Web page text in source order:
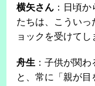
横矢さん ：日頃
たちは、こういっ
ョックを受けてし
舟生 ：子供が関
と、常に「親が